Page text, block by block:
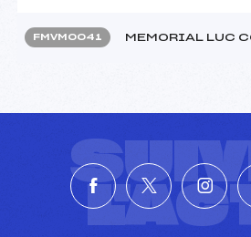
FMVM0041 MEMORIAL LUC